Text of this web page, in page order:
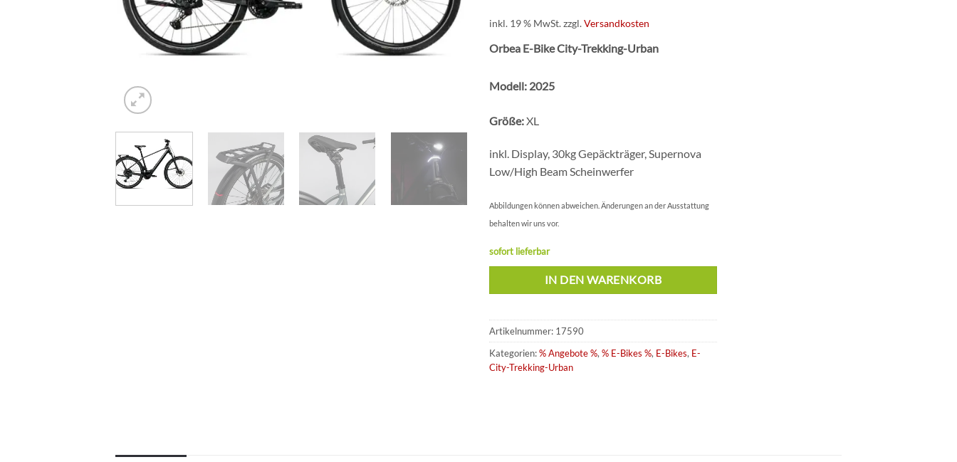
inkl. 19 % MwSt.zzgl.Versandkosten
Orbea E-Bike City-Trekking-Urban
Modell: 2025
Größe:XL
inkl. Display, 30kg Gepäckträger, Supernova
Low/High Beam Scheinwerfer
Abbildungen können abweichen. Änderungen an der Ausstattung
behalten wir uns vor.
sofort lieferbar
IN DEN WARENKORB
Artikelnummer: 17590
Kategorien:% Angebote %,% E-Bikes %, E-Bikes, E-
City-Trekking-Urban